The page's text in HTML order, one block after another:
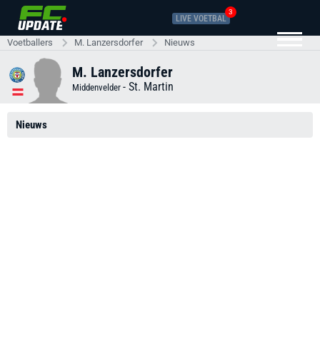
LIVE VOETBAL
3
Voetballers M. Lanzersdorfer Nieuws
M. Lanzersdorfer
Middenvelder - St. Martin
Nieuws